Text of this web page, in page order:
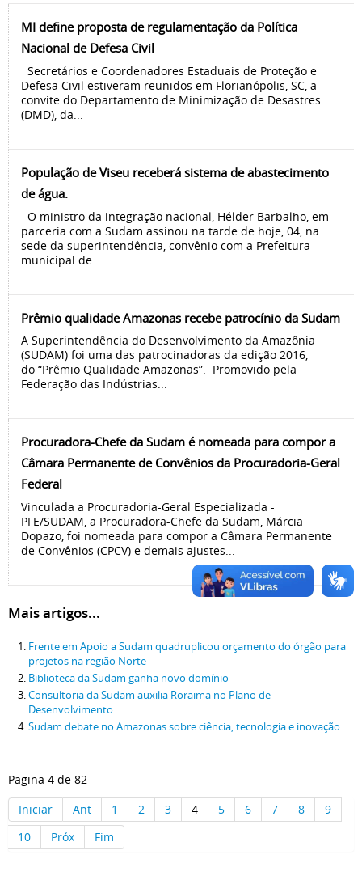
MI define proposta de regulamentação da Política
Nacional de Defesa Civil
Secretários e Coordenadores Estaduais de Proteção e
Defesa Civil estiveram reunidos em Florianópolis, SC, a
convite do Departamento de Minimização de Desastres
(DMD), da...
População de Viseu receberá sistema de abastecimento
de água.
O ministro da integração nacional, Hélder Barbalho, em
parceria com a Sudam assinou na tarde de hoje, 04, na
sede da superintendência, convênio com a Prefeitura
municipal de...
Prêmio qualidade Amazonas recebe patrocínio da Sudam
A Superintendência do Desenvolvimento da Amazônia
(SUDAM) foi uma das patrocinadoras da edição 2016,
do “Prêmio Qualidade Amazonas”. Promovido pela
Federação das Indústrias...
Procuradora-Chefe da Sudam é nomeada para compor a
Câmara Permanente de Convênios da Procuradoria-Geral
Federal
Vinculada a Procuradoria-Geral Especializada -
PFE/SUDAM, a Procuradora-Chefe da Sudam, Márcia
Dopazo, foi nomeada para compor a Câmara Permanente
de Convênios (CPCV) e demais ajustes...
Mais artigos...
Frente em Apoio a Sudam quadruplicou orçamento do órgão para
projetos na região Norte
Biblioteca da Sudam ganha novo domínio
Consultoria da Sudam auxilia Roraima no Plano de
Desenvolvimento
Sudam debate no Amazonas sobre ciência, tecnologia e inovação
Pagina 4 de 82
Iniciar
Ant 1 2 3 4 5 6 7 8
9
10
Próx Fim